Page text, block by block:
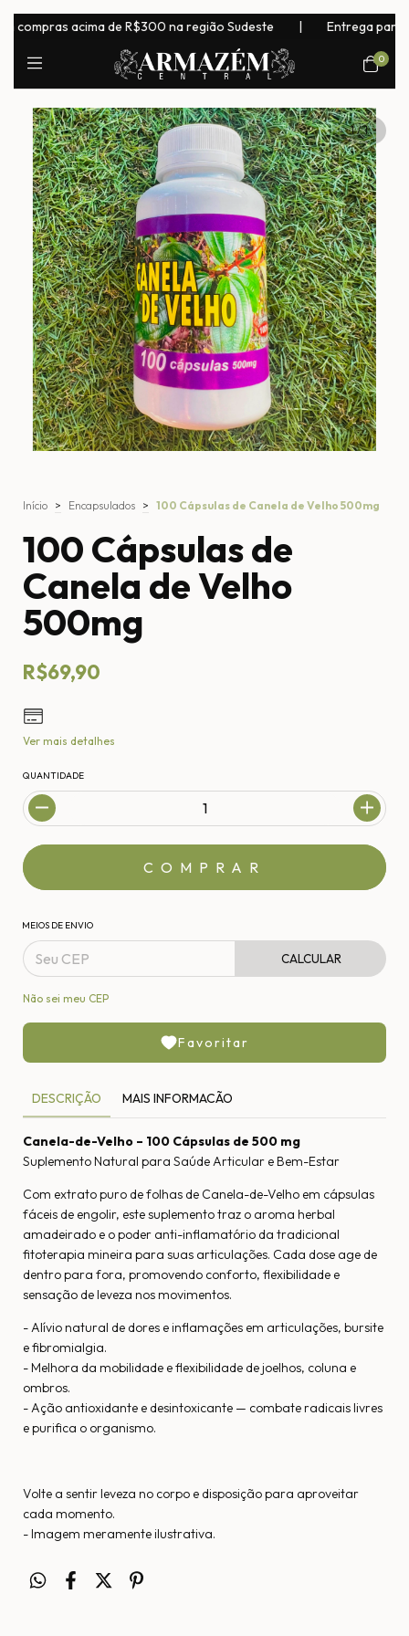
acima de R$300 na região Sudeste Entrega para
0
1/1
Início > Encapsulados > 100 Cápsulas de Canela de Velho 500mg
100 Cápsulas de
Canela de Velho
500mg
R$69,90
Ver mais detalhes
QUANTIDADE
MEIOS DE ENVIO
CALCULAR
Não sei meu CEP
Favoritar
DESCRIÇÃO MAIS INFORMACÃO
Canela-de-Velho – 100 Cápsulas de 500 mg
Suplemento Natural para Saúde Articular e Bem-Estar
Com extrato puro de folhas de Canela-de-Velho em cápsulas
fáceis de engolir, este suplemento traz o aroma herbal
amadeirado e o poder anti-inflamatório da tradicional
fitoterapia mineira para suas articulações. Cada dose age de
dentro para fora, promovendo conforto, flexibilidade e
sensação de leveza nos movimentos.
- Alívio natural de dores e inflamações em articulações, bursite
e fibromialgia.
- Melhora da mobilidade e flexibilidade de joelhos, coluna e
ombros.
- Ação antioxidante e desintoxicante — combate radicais livres
e purifica o organismo.
Volte a sentir leveza no corpo e disposição para aproveitar
cada momento.
- Imagem meramente ilustrativa.